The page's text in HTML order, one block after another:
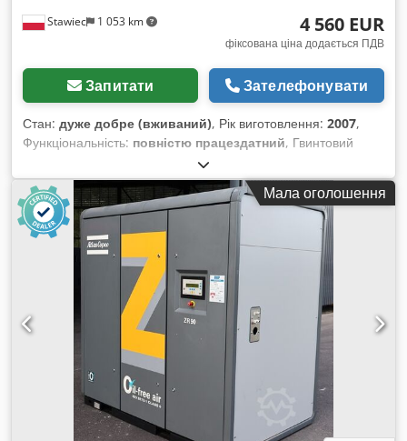
Stawiec 1 053 km 4 560 EUR
фіксована ціна додається ПДВ
Запитати Зателефонувати
Стан: дуже добре (вживаний), Рік виготовлення: 2007,
Функціональність: повністю працездатний, Гвинтовий
компресор ATLAS COPCO GA22VSDFF, обладнаний
частотним перетворювачем і осушувачем повітря, після
технічного обслуговування. Технічні характеристики:
продуктивність: 3840 м³/хв; двигун потужністю 22 кВт;
максимальний тиск: 12,80 бар; рік випуску: 2007;
напрацювання: 11469 годин. 19800 нетто 24354 брутто
Компресор повністю справний, готовий до роботи,
надається гарантія. Забезпечуємо сервісне обслуговування.
Нижче посилання на відео. Dwjdpozmt Huefx Aa Eoa
Мала оголошення